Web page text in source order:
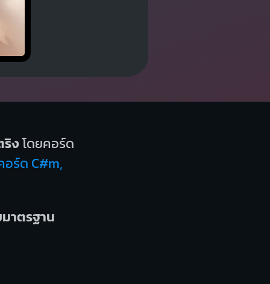
งโดยคอร์ด
อร์ด C#m,
าตรฐาน